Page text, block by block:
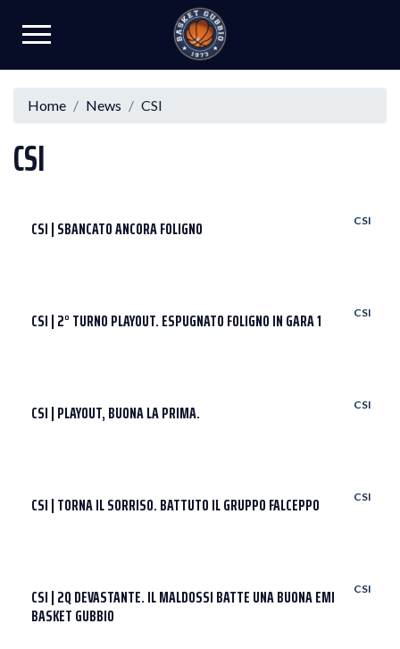
Home News CSI
CSI
CSI
CSI | SBANCATO ANCORA FOLIGNO
CSI
CSI | 2° TURNO PLAYOUT. ESPUGNATO FOLIGNO IN GARA 1
CSI
CSI | PLAYOUT, BUONA LA PRIMA.
CSI
CSI | TORNA IL SORRISO. BATTUTO IL GRUPPO FALCEPPO
CSI
CSI | 2Q DEVASTANTE. IL MALDOSSI BATTE UNA BUONA EMI
BASKET GUBBIO